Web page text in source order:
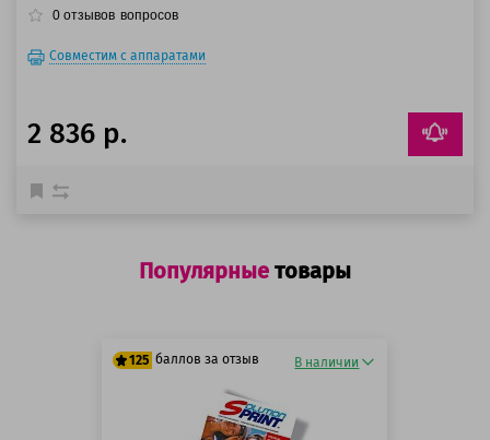
0 отзывов вопросов
Совместим с аппаратами
2 836 р.
Популярные товары
125 баллов за отзыв
125 баллов
В наличии